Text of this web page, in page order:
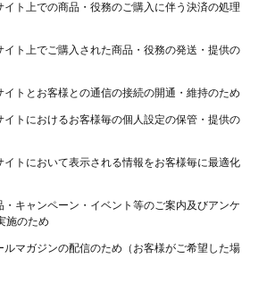
イト上での商品・役務のご購入に伴う決済の処理
イト上でご購入された商品・役務の発送・提供の
イトとお客様との通信の接続の開通・維持のため
イトにおけるお客様毎の個人設定の保管・提供の
イトにおいて表示される情報をお客様毎に最適化
・キャンペーン・イベント等のご案内及びアンケ
施のため
ルマガジンの配信のため（お客様がご希望した場